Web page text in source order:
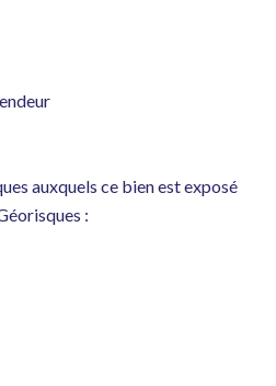
auxquels ce bien est exposé
: